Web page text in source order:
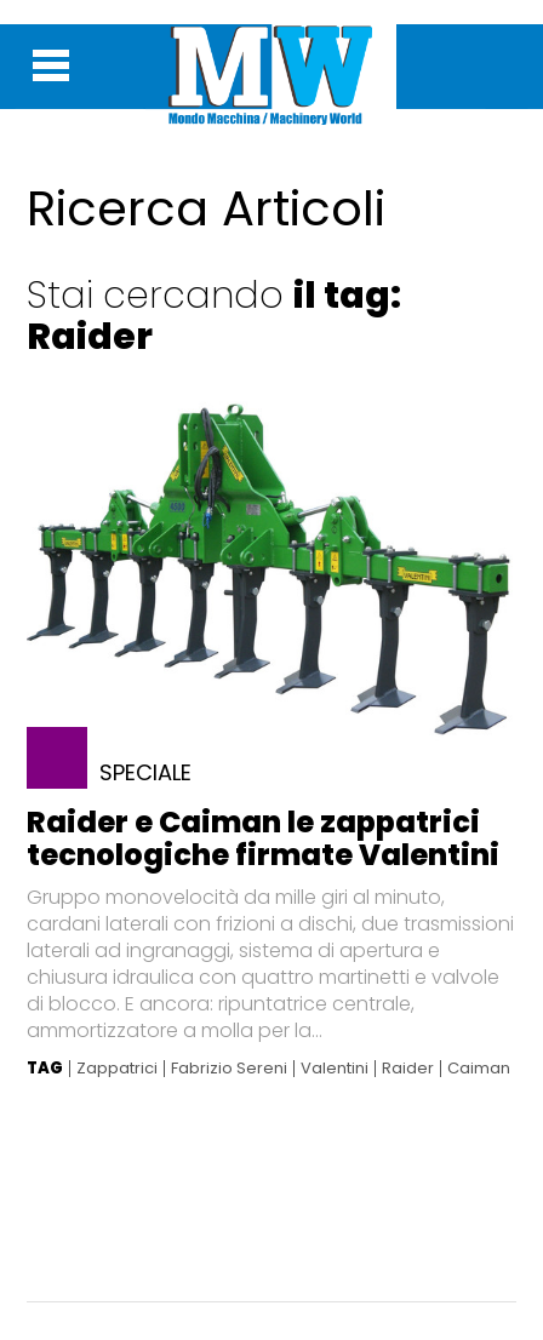
Ricerca Articoli
Stai cercando il tag:
Raider
SPECIALE
Raider e Caiman le zappatrici
tecnologiche firmate Valentini
Gruppo monovelocità da mille giri al minuto,
cardani laterali con frizioni a dischi, due trasmissioni
laterali ad ingranaggi, sistema di apertura e
chiusura idraulica con quattro martinetti e valvole
di blocco. E ancora: ripuntatrice centrale,
ammortizzatore a molla per la...
TAG Zappatrici Fabrizio Sereni Valentini Raider Caiman